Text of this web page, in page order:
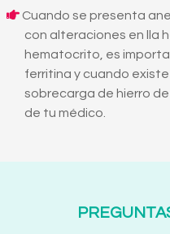
Cuando se presenta
con alteraciones en lla
hematocrito, es
ferritina y cuando
sobrecarga de hierro
de tu médico.